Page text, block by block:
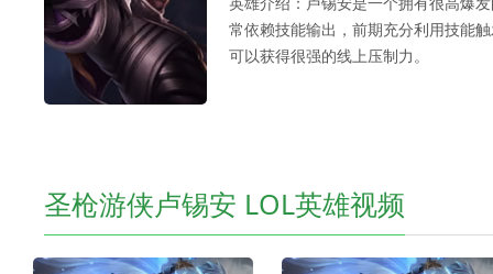
常依赖技能输出，前期充分利用技能
可以获得很强的线上压制力。
圣枪游侠卢锡安 LOL英雄视频